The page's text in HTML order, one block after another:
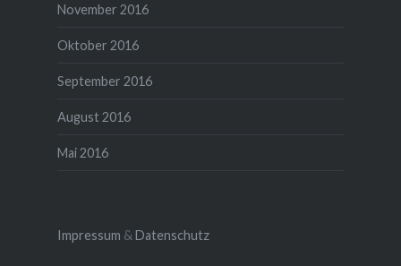
November 2016
Oktober 2016
September 2016
August 2016
Mai 2016
Impressum & Datenschutz